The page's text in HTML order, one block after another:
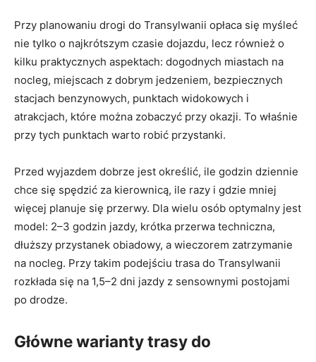
Przy planowaniu drogi do Transylwanii opłaca się myśleć
nie tylko o najkrótszym czasie dojazdu, lecz również o
kilku praktycznych aspektach: dogodnych miastach na
nocleg, miejscach z dobrym jedzeniem, bezpiecznych
stacjach benzynowych, punktach widokowych i
atrakcjach, które można zobaczyć przy okazji. To właśnie
przy tych punktach warto robić przystanki.
Przed wyjazdem dobrze jest określić, ile godzin dziennie
chce się spędzić za kierownicą, ile razy i gdzie mniej
więcej planuje się przerwy. Dla wielu osób optymalny jest
model: 2–3 godzin jazdy, krótka przerwa techniczna,
dłuższy przystanek obiadowy, a wieczorem zatrzymanie
na nocleg. Przy takim podejściu trasa do Transylwanii
rozkłada się na 1,5–2 dni jazdy z sensownymi postojami
po drodze.
Główne warianty trasy do